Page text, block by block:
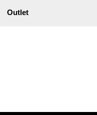
Min side
Outlet